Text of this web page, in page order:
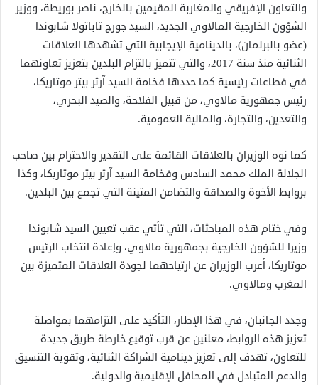
والتعاون الإفريقي والمغاربة المقيمين بالخارج، ناصر بوريطة، ووزير
الشؤون الخارجية المالاوي الجديد، السيد جورج تاباتولا شابوندا
(عضو بالبرلمان)، بالدينامية الإيجابية التي تشهدها العلاقات
الثنائية منذ سنة 2017، والتي تتميز بالتزام البلدين بتعزيز تعاونهما
في قطاعات رئيسية كما حددها فخامة السيد آرثر بيتر موتاريكا،
رئيس جمهورية مالاوي، من قبيل الفلاحة، والصيد البحري،
والتعدين، والتجارة، والمالية العمومية.
كما نوه الوزيران بالعلاقات القائمة على التقدير والاحترام بين صاحب
الجلالة الملك محمد السادس وفخامة السيد آرثر بيتر موتاريكا، وكذا
بروابط الأخوة والصداقة والتضامن المتينة التي تجمع بين البلدين.
وفي ختام هذه المباحثات، التي تأتي عقب تعيين السيد شابوندا
وزيرا للشؤون الخارجية بجمهورية مالاوي، وإعادة انتخاب الرئيس
موتاريكا، أعرب الوزيران عن ارتياحهما لجودة العلاقات المتميزة بين
المغرب ومالاوي.
وجدد الجانبان، في هذا الإطار، التأكيد على التزامهما بمواصلة
تعزيز هذه الروابط، معلنين عن قرب توقيع خارطة طريق جديدة
للتعاون، تهدف إلى تعزيز دينامية الشراكة الثنائية، وتقوية التنسيق
والدعم المتبادل في المحافل الإقليمية والدولية.